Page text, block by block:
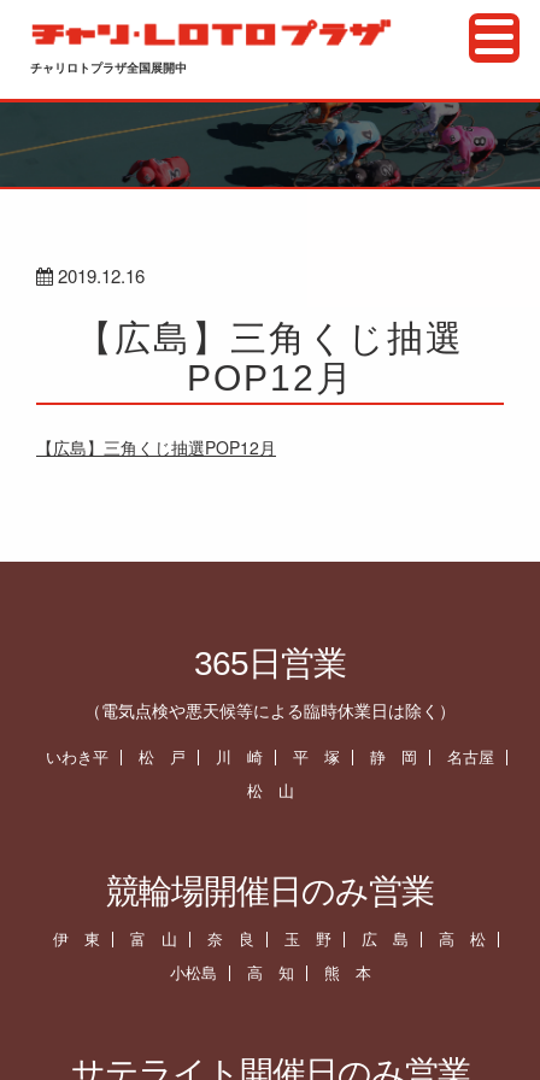
チャリロトプラザ全国展開中
2019.12.16
【広島】三角くじ抽選
POP12月
【広島】三角くじ抽選POP12月
365日営業
（電気点検や悪天候等による臨時休業日は除く）
いわき平 松 戸 川 崎 平 塚 静 岡
名古屋
松 山
競輪場開催日のみ営業
伊 東 富 山 奈 良 玉 野 広 島
高 松
小松島
高 知 熊 本